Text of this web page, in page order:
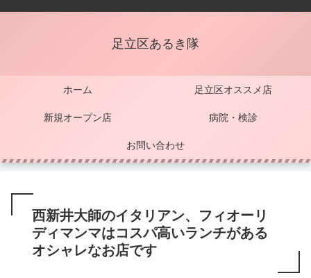
足立区あるき隊
ホーム 足立区オススメ店
新規オープン店 病院・検診
お問い合わせ
西新井大師のイタリアン、フィオーリ
ディマンマはコスパ高いランチがある
オシャレなお店です